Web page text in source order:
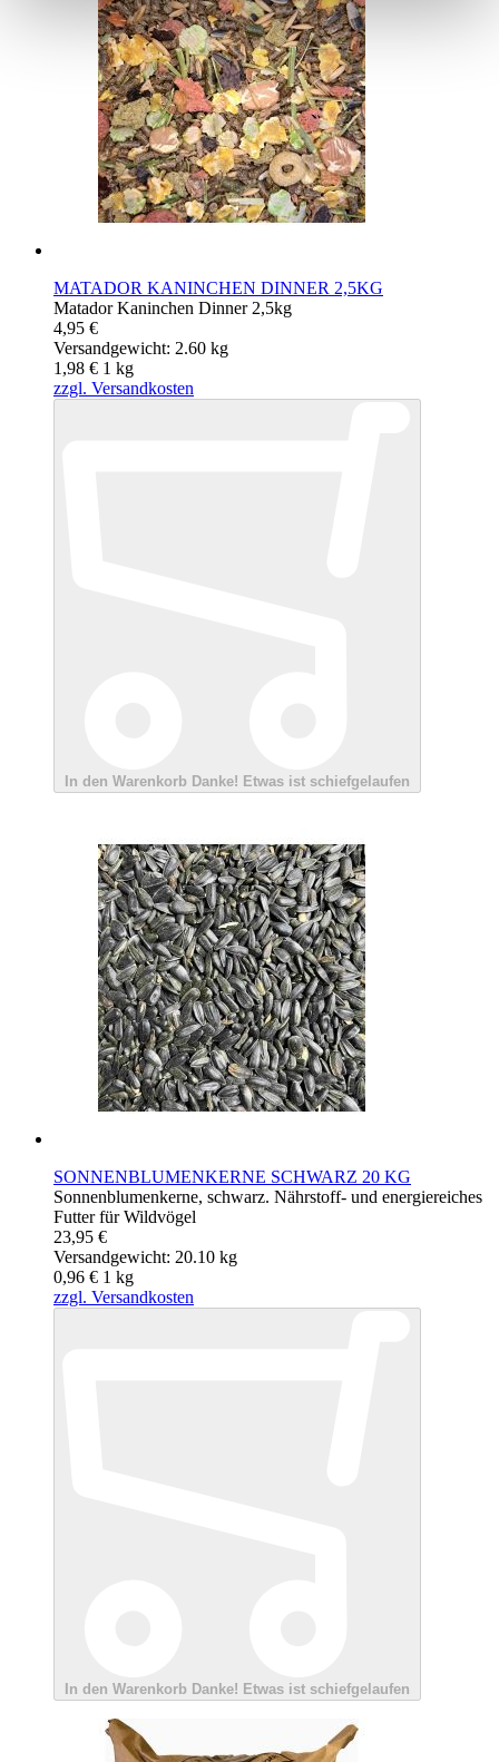
MATADOR KANINCHEN DINNER 2,5KG
Matador Kaninchen Dinner 2,5kg
4,95 €
Versandgewicht: 2.60 kg
1,98 € 1 kg
zzgl. Versandkosten
In den Warenkorb Danke! Etwas ist schiefgelaufen
SONNENBLUMENKERNE SCHWARZ 20 KG
Sonnenblumenkerne, schwarz. Nährstoff- und energiereiches
Futter für Wildvögel
23,95 €
Versandgewicht: 20.10 kg
0,96 € 1 kg
zzgl. Versandkosten
In den Warenkorb Danke! Etwas ist schiefgelaufen